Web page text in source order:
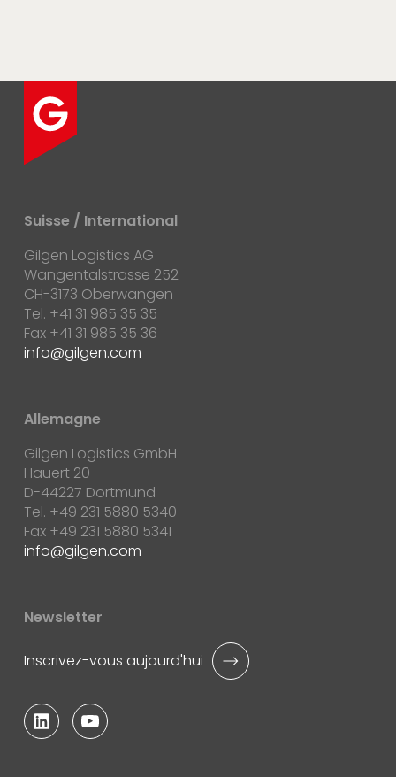
Suisse / International
Gilgen Logistics AG
Wangentalstrasse 252
CH-3173 Oberwangen
Tel. +41 31 985 35 35
Fax +41 31 985 35 36
info
gilgen.com
Allemagne
Gilgen Logistics GmbH
Hauert 20
D-44227 Dortmund
Tel. +49 231 5880 5340
Fax +49 231 5880 5341
info
gilgen.com
Newsletter
Inscrivez-vous aujourd'hui